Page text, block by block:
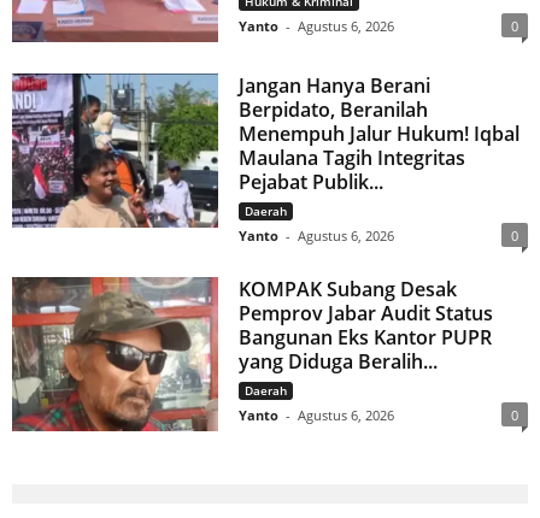
Yanto - Agustus 6, 2026 0
Jangan Hanya Berani
Berpidato, Beranilah
Menempuh Jalur Hukum! Iqbal
Maulana Tagih Integritas
Pejabat Publik...
Daerah
Yanto - Agustus 6, 2026 0
KOMPAK Subang Desak
Pemprov Jabar Audit Status
Bangunan Eks Kantor PUPR
yang Diduga Beralih...
Daerah
Yanto - Agustus 6, 2026 0